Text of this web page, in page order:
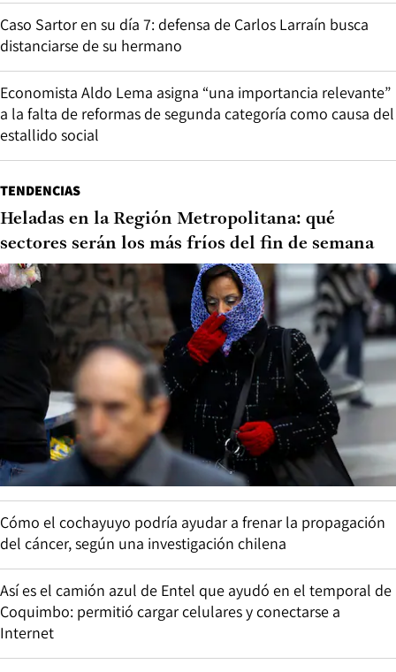
Caso Sartor en su día 7: defensa de Carlos Larraín busca
distanciarse de su hermano
Economista Aldo Lema asigna “una importancia relevante”
a la falta de reformas de segunda categoría como causa del
estallido social
TENDENCIAS
Heladas en la Región Metropolitana: qué
sectores serán los más fríos del fin de semana
Cómo el cochayuyo podría ayudar a frenar la propagación
del cáncer, según una investigación chilena
Así es el camión azul de Entel que ayudó en el temporal de
Coquimbo: permitió cargar celulares y conectarse a
Internet